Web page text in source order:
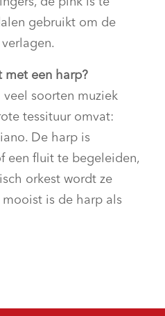
gebruikt om de
met een harp?
soorten muziek
tessituur omvat:
De harp is
een fluit te begeleiden,
orkest wordt ze
is de harp als